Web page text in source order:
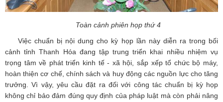
Toàn cảnh phiên họp thứ 4
Việc chuẩn bị nội dung cho kỳ họp lần này diễn ra trong bối
cảnh tỉnh Thanh Hóa đang tập trung triển khai nhiều nhiệm vụ
trọng tâm về phát triển kinh tế - xã hội, sắp xếp tổ chức bộ máy,
hoàn thiện cơ chế, chính sách và huy động các nguồn lực cho tăng
trưởng. Vì vậy, yêu cầu đặt ra đối với công tác chuẩn bị kỳ họp
không chỉ bảo đảm đúng quy định của pháp luật mà còn phải nâng